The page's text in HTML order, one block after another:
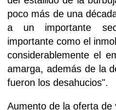
poco más de una
a un importante
importante como el
considerablemente el
amarga, además de la
fueron los desahucios".
Aumento de la oferta de